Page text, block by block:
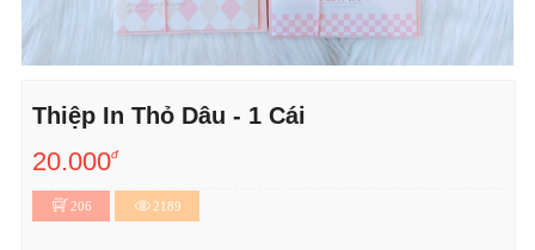
Thiệp In Thỏ Dâu - 1 Cái
20.000đ
206 2189